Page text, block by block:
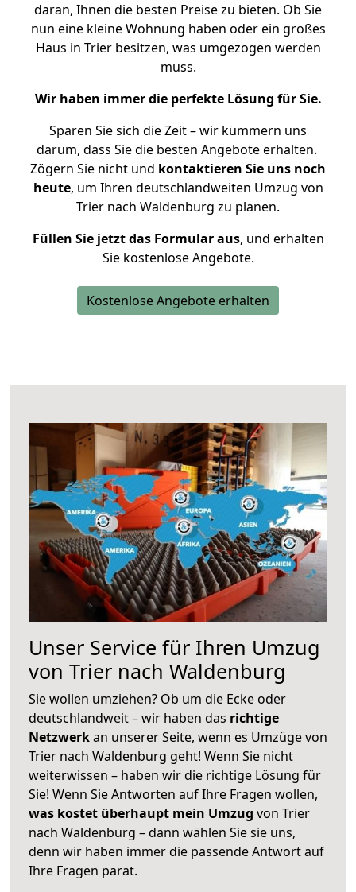
daran, Ihnen die besten Preise zu bieten. Ob Sie
nun eine kleine Wohnung haben oder ein großes
Haus in Trier besitzen, was umgezogen werden
muss.
Wir haben immer die perfekte Lösung für Sie.
Sparen Sie sich die Zeit – wir kümmern uns
darum, dass Sie die besten Angebote erhalten.
Zögern Sie nicht und kontaktieren Sie uns noch
heute, um Ihren deutschlandweiten Umzug von
Trier nach Waldenburg zu planen.
Füllen Sie jetzt das Formular aus, und erhalten
Sie kostenlose Angebote.
Kostenlose Angebote erhalten
Unser Service für Ihren Umzug
von Trier nach Waldenburg
Sie wollen umziehen? Ob um die Ecke oder
deutschlandweit – wir haben das richtige
Netzwerkan unserer Seite, wenn es Umzüge von
Trier nach Waldenburg geht! Wenn Sie nicht
weiterwissen – haben wir die richtige Lösung für
Sie! Wenn Sie Antworten auf Ihre Fragen wollen,
was kostet überhaupt mein Umzug von Trier
nach Waldenburg – dann wählen Sie sie uns,
denn wir haben immer die passende Antwort auf
Ihre Fragen parat.